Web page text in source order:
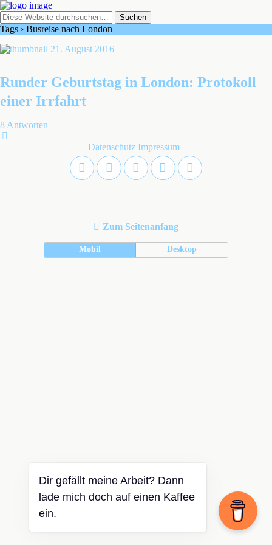
Tags › Busreise nach London
21. August 2016
Runder Geburtstag in London: Protokoll
einer Irrfahrt
8 Antworten
Datenschutz Impressum
Zum Seitenanfang
Mobil Desktop
Dir gefällt meine Arbeit? Dann
lade mich doch auf einen Kaffee
ein.